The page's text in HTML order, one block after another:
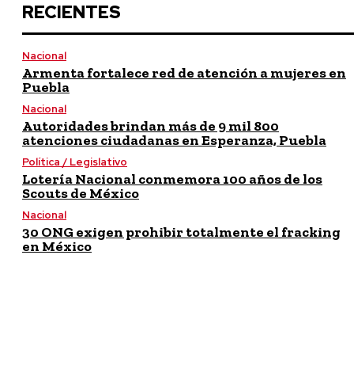
RECIENTES
Nacional
Armenta fortalece red de atención a mujeres en
Puebla
Nacional
Autoridades brindan más de 9 mil 800
atenciones ciudadanas en Esperanza, Puebla
Política / Legislativo
Lotería Nacional conmemora 100 años de los
Scouts de México
Nacional
30 ONG exigen prohibir totalmente el fracking
en México